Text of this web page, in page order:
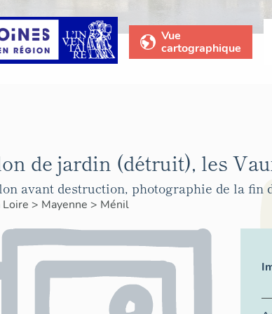
Vue
cartographique
de jardin (détruit), les
avant destruction, photographie de la fin
Loire > Mayenne > Ménil